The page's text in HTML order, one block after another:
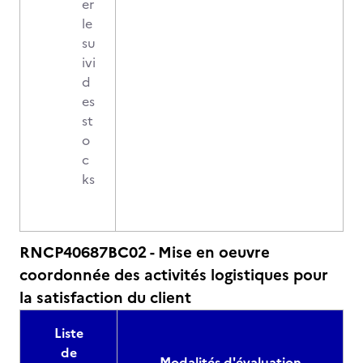
er
le
su
ivi
d
es
st
o
c
ks
RNCP40687BC02 - Mise en oeuvre
coordonnée des activités logistiques pour
la satisfaction du client
Liste
de